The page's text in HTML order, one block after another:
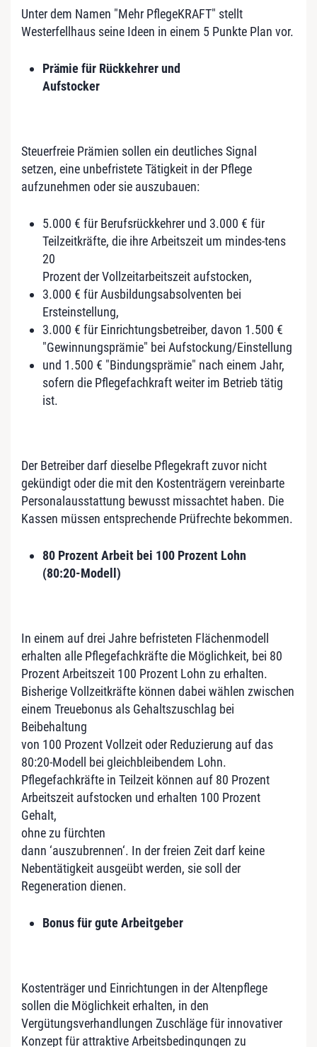
Unter dem Namen "Mehr PflegeKRAFT" stellt
Westerfellhaus seine Ideen in einem 5 Punkte Plan vor.
Prämie für Rückkehrer und
Aufstocker
Steuerfreie Prämien sollen ein deutliches Signal
setzen, eine unbefristete Tätigkeit in der Pflege
aufzunehmen oder sie auszubauen:
5.000 € für Berufsrückkehrer und 3.000 € für
Teilzeitkräfte, die ihre Arbeitszeit um mindes-tens
20
Prozent der Vollzeitarbeitszeit aufstocken,
3.000 € für Ausbildungsabsolventen bei
Ersteinstellung,
3.000 € für Einrichtungsbetreiber, davon 1.500 €
"Gewinnungsprämie" bei Aufstockung/Einstellung
und 1.500 € "Bindungsprämie" nach einem Jahr,
sofern die Pflegefachkraft weiter im Betrieb tätig
ist.
Der Betreiber darf dieselbe Pflegekraft zuvor nicht
gekündigt oder die mit den Kostenträgern vereinbarte
Personalausstattung bewusst missachtet haben. Die
Kassen müssen entsprechende Prüfrechte bekommen.
80 Prozent Arbeit bei 100 Prozent Lohn
(80:20-Modell)
In einem auf drei Jahre befristeten Flächenmodell
erhalten alle Pflegefachkräfte die Möglichkeit, bei 80
Prozent Arbeitszeit 100 Prozent Lohn zu erhalten.
Bisherige Vollzeitkräfte können dabei wählen zwischen
einem Treuebonus als Gehaltszuschlag bei
Beibehaltung
von 100 Prozent Vollzeit oder Reduzierung auf das
80:20-Modell bei gleichbleibendem Lohn.
Pflegefachkräfte in Teilzeit können auf 80 Prozent
Arbeitszeit aufstocken und erhalten 100 Prozent
Gehalt,
ohne zu fürchten
dann ‘auszubrennen‘. In der freien Zeit darf keine
Nebentätigkeit ausgeübt werden, sie soll der
Regeneration dienen.
Bonus für gute Arbeitgeber
Kostenträger und Einrichtungen in der Altenpflege
sollen die Möglichkeit erhalten, in den
Vergütungsverhandlungen Zuschläge für innovativer
Konzept für attraktive Arbeitsbedingungen zu